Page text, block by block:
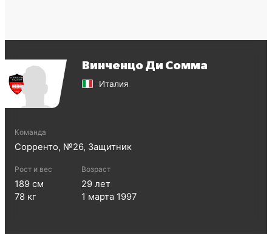
Винченцо Ди Сомма
Италия
Команда
Сорренто, №26, Защитник
Рост и вес
189 см
78 кг
Возраст
29 лет
1 марта 1997